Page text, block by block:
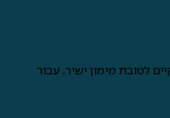
לטובת מימון ישיר. עבור